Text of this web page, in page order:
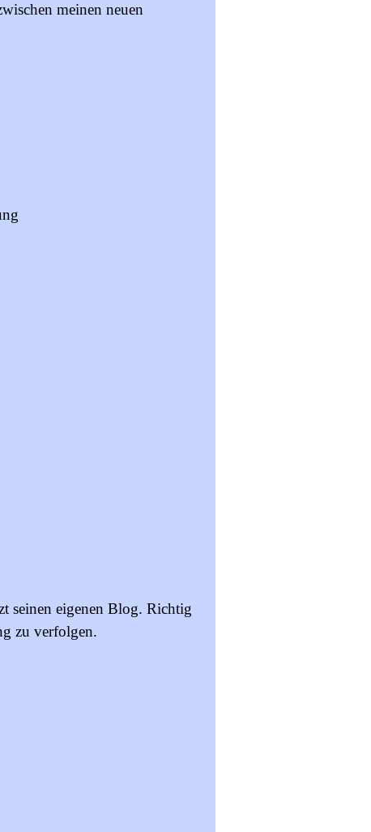
meinen neuen
seinen eigenen Blog. Richtig
zu verfolgen.